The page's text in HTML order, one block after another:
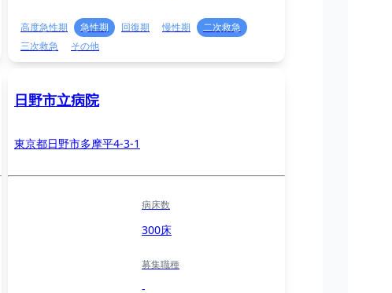
高度急性期 急性期 回復期 慢性期
二次救急
三次救急
その他
日野市立病院
東京都日野市多摩平4-3-1
病床数
300床
募集職種
-